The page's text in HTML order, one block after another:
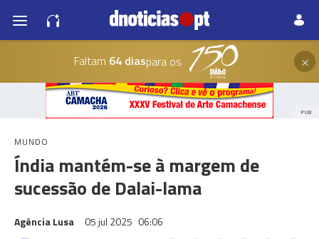
Faltam 64 diaspara os ×
PUB
MUNDO
Índia mantém-se à margem de
sucessão de Dalai-lama
Agência Lusa 05 jul 2025 06:06